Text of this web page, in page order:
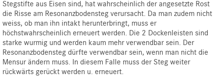
Stegstifte aus Eisen sind, hat wahrscheinlich der angesetzte Rost
die Risse am Resonanzbodensteg verursacht. Da man zudem nicht
weiss, ob man ihn intakt herunterbringt, muss er
höchstwahrscheinlich erneuert werden. Die 2 Dockenleisten sind
starke wurmig und werden kaum mehr verwendbar sein. Der
Resonanzbodensteg dürfte verwendbar sein, wenn man nicht die
Mensur ändern muss. In diesem Falle muss der Steg weiter
rückwärts gerückt werden u. erneuert.